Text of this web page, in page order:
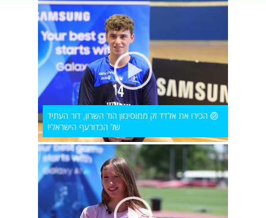
🏐 הכירו את אלדד זק ממוסינזון הוד השרון, דור העתיד
של הכדורעף הישראלי!